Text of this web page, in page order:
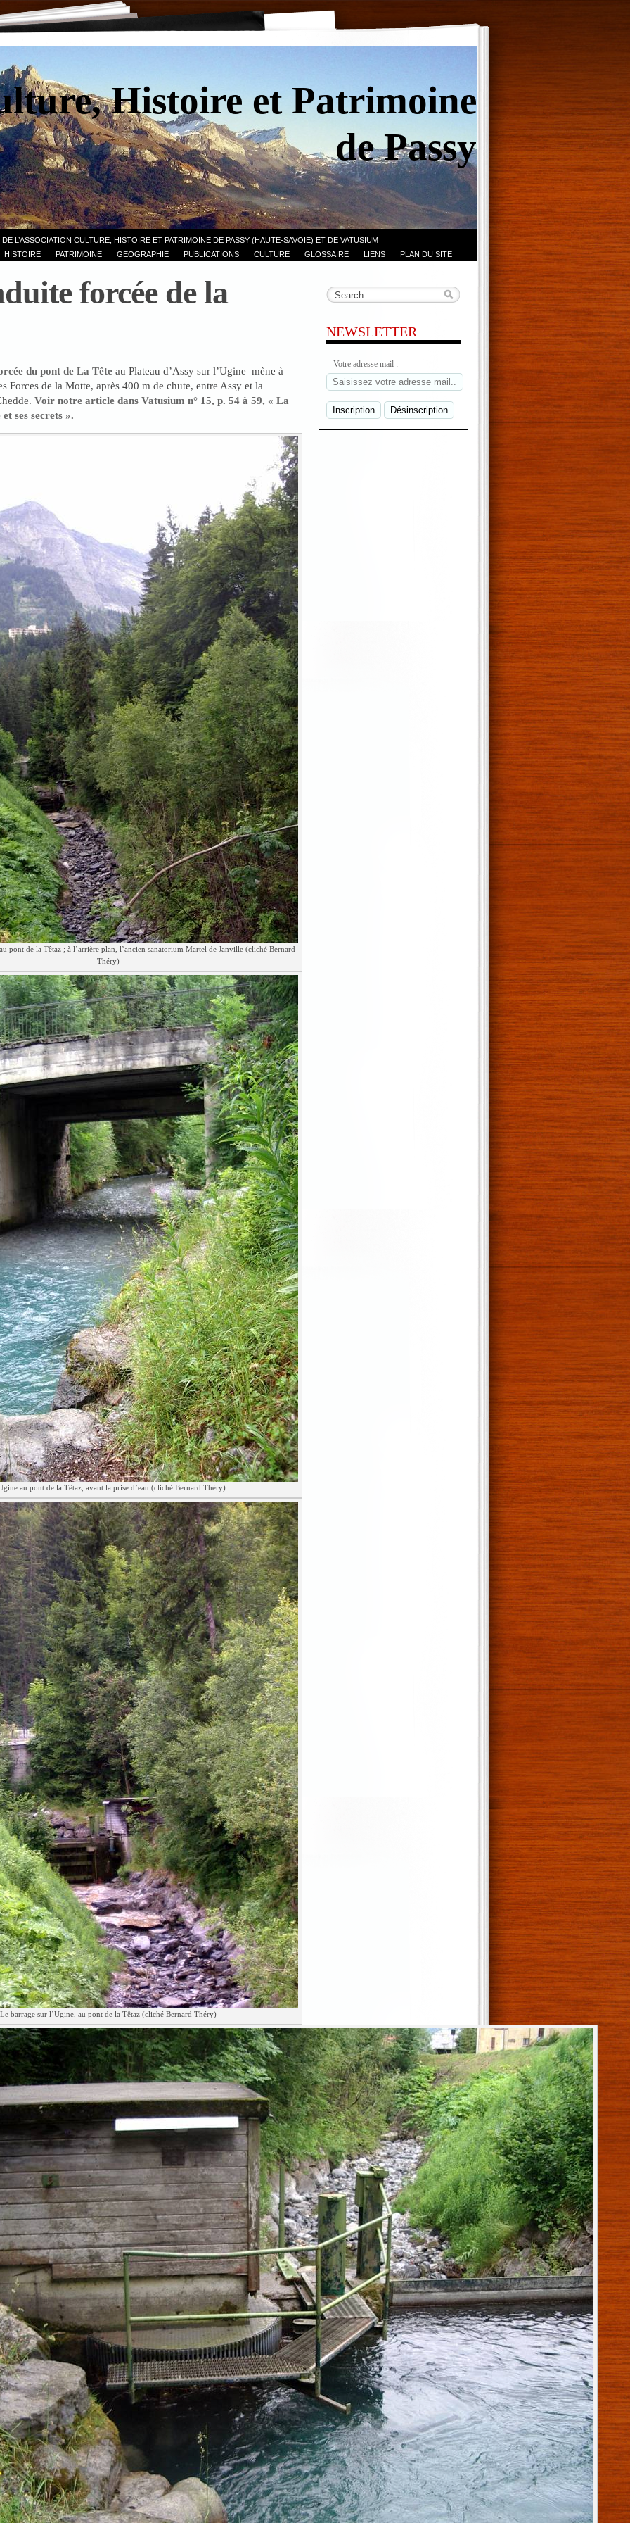
Histoire et Patrimoine
de Passy
L’ASSOCIATION CULTURE, HISTOIRE ET PATRIMOINE DE PASSY (HAUTE-SAVOIE) ET DE VATUSIUM
HISTOIRE
PATRIMOINE GEOGRAPHIE PUBLICATIONS CULTURE GLOSSAIRE LIENS PLAN DU SITE
forcée de la
du pont de La Tête au Plateau d’Assy sur l’Ugine mène à
Forces de la Motte, après 400 m de chute, entre Assy et la
Voir notre article dans Vatusium n° 15, p. 54 à 59, « La
ses secrets ».
pont de la Têtaz ; à l’arrière plan, l’ancien sanatorium Martel de Janville (cliché Bernard
Théry)
au pont de la Têtaz, avant la prise d’eau (cliché Bernard Théry)
Le barrage sur l’Ugine, au pont de la Têtaz (cliché Bernard Théry)
NEWSLETTER
Votre adresse mail :